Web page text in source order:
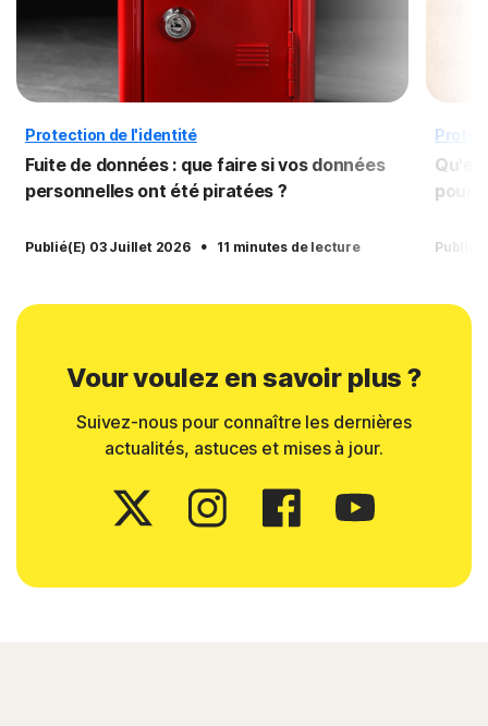
Protection de l'identité
Fuite de données : que faire si vos données
personnelles ont été piratées ?
Publié(e) 03 Juillet 2026 · 11 minutes de lecture
Vour voulez en savoir plus ?
Suivez-nous pour connaître les dernières
actualités, astuces et mises à jour.